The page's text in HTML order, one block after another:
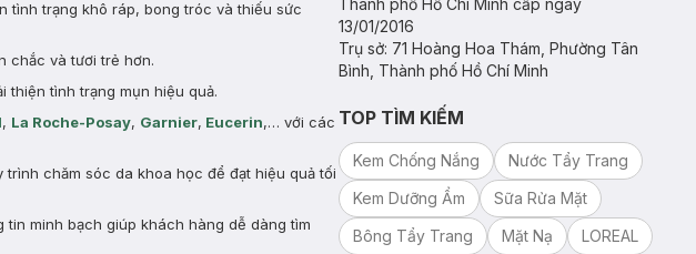
tình trạng khô ráp, bong tróc và thiếu sức
chắc và tươi trẻ hơn.
thiện tình trạng mụn hiệu quả.
, La Roche-Posay, Garnier, Eucerin,… với các
chăm sóc da khoa học để đạt hiệu quả tối
minh bạch giúp khách hàng dễ dàng tìm
Thành phố Hồ Chí Minh cấp ngày
13/01/2016
Trụ sở: 71 Hoàng Hoa Thám, Phường Tân
Bình, Thành phố Hồ Chí Minh
TOP TÌM KIẾM
Kem Chống Nắng
Nước Tẩy Trang
Kem Dưỡng Ẩm
Sữa Rửa Mặt
Bông Tẩy Trang
Mặt Nạ
LOREAL